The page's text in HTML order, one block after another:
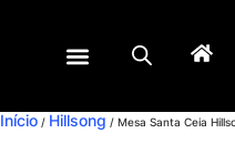
Início / Hillsong / Mesa Santa Ceia